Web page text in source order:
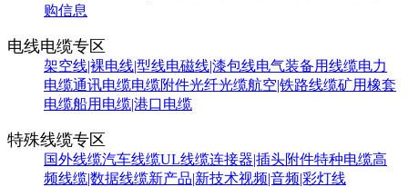
购信息
电线电缆专区
架空线|裸电线|型线电磁线|漆包线电气装备用线缆电力
电缆通讯电缆电缆附件光纤光缆航空|铁路线缆矿用橡套
电缆船用电缆|港口电缆
特殊线缆专区
国外线缆汽车线缆UL线缆连接器|插头附件特种电缆高
频线缆|数据线缆新产品|新技术视频|音频|彩灯线